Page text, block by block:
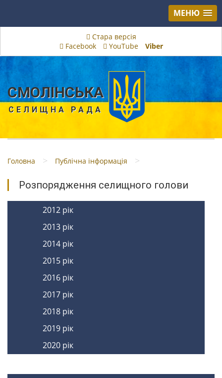
МЕНЮ
Стара версія
Facebook
YouTube Viber
СМОЛІНСЬКА
СЕЛИЩНА РАДА
Головна > Публічна інформація >
Розпорядження селищного голови
2012 рік
2013 рік
2014 рік
2015 рік
2016 рік
2017 рік
2018 рік
2019 рік
2020 рік